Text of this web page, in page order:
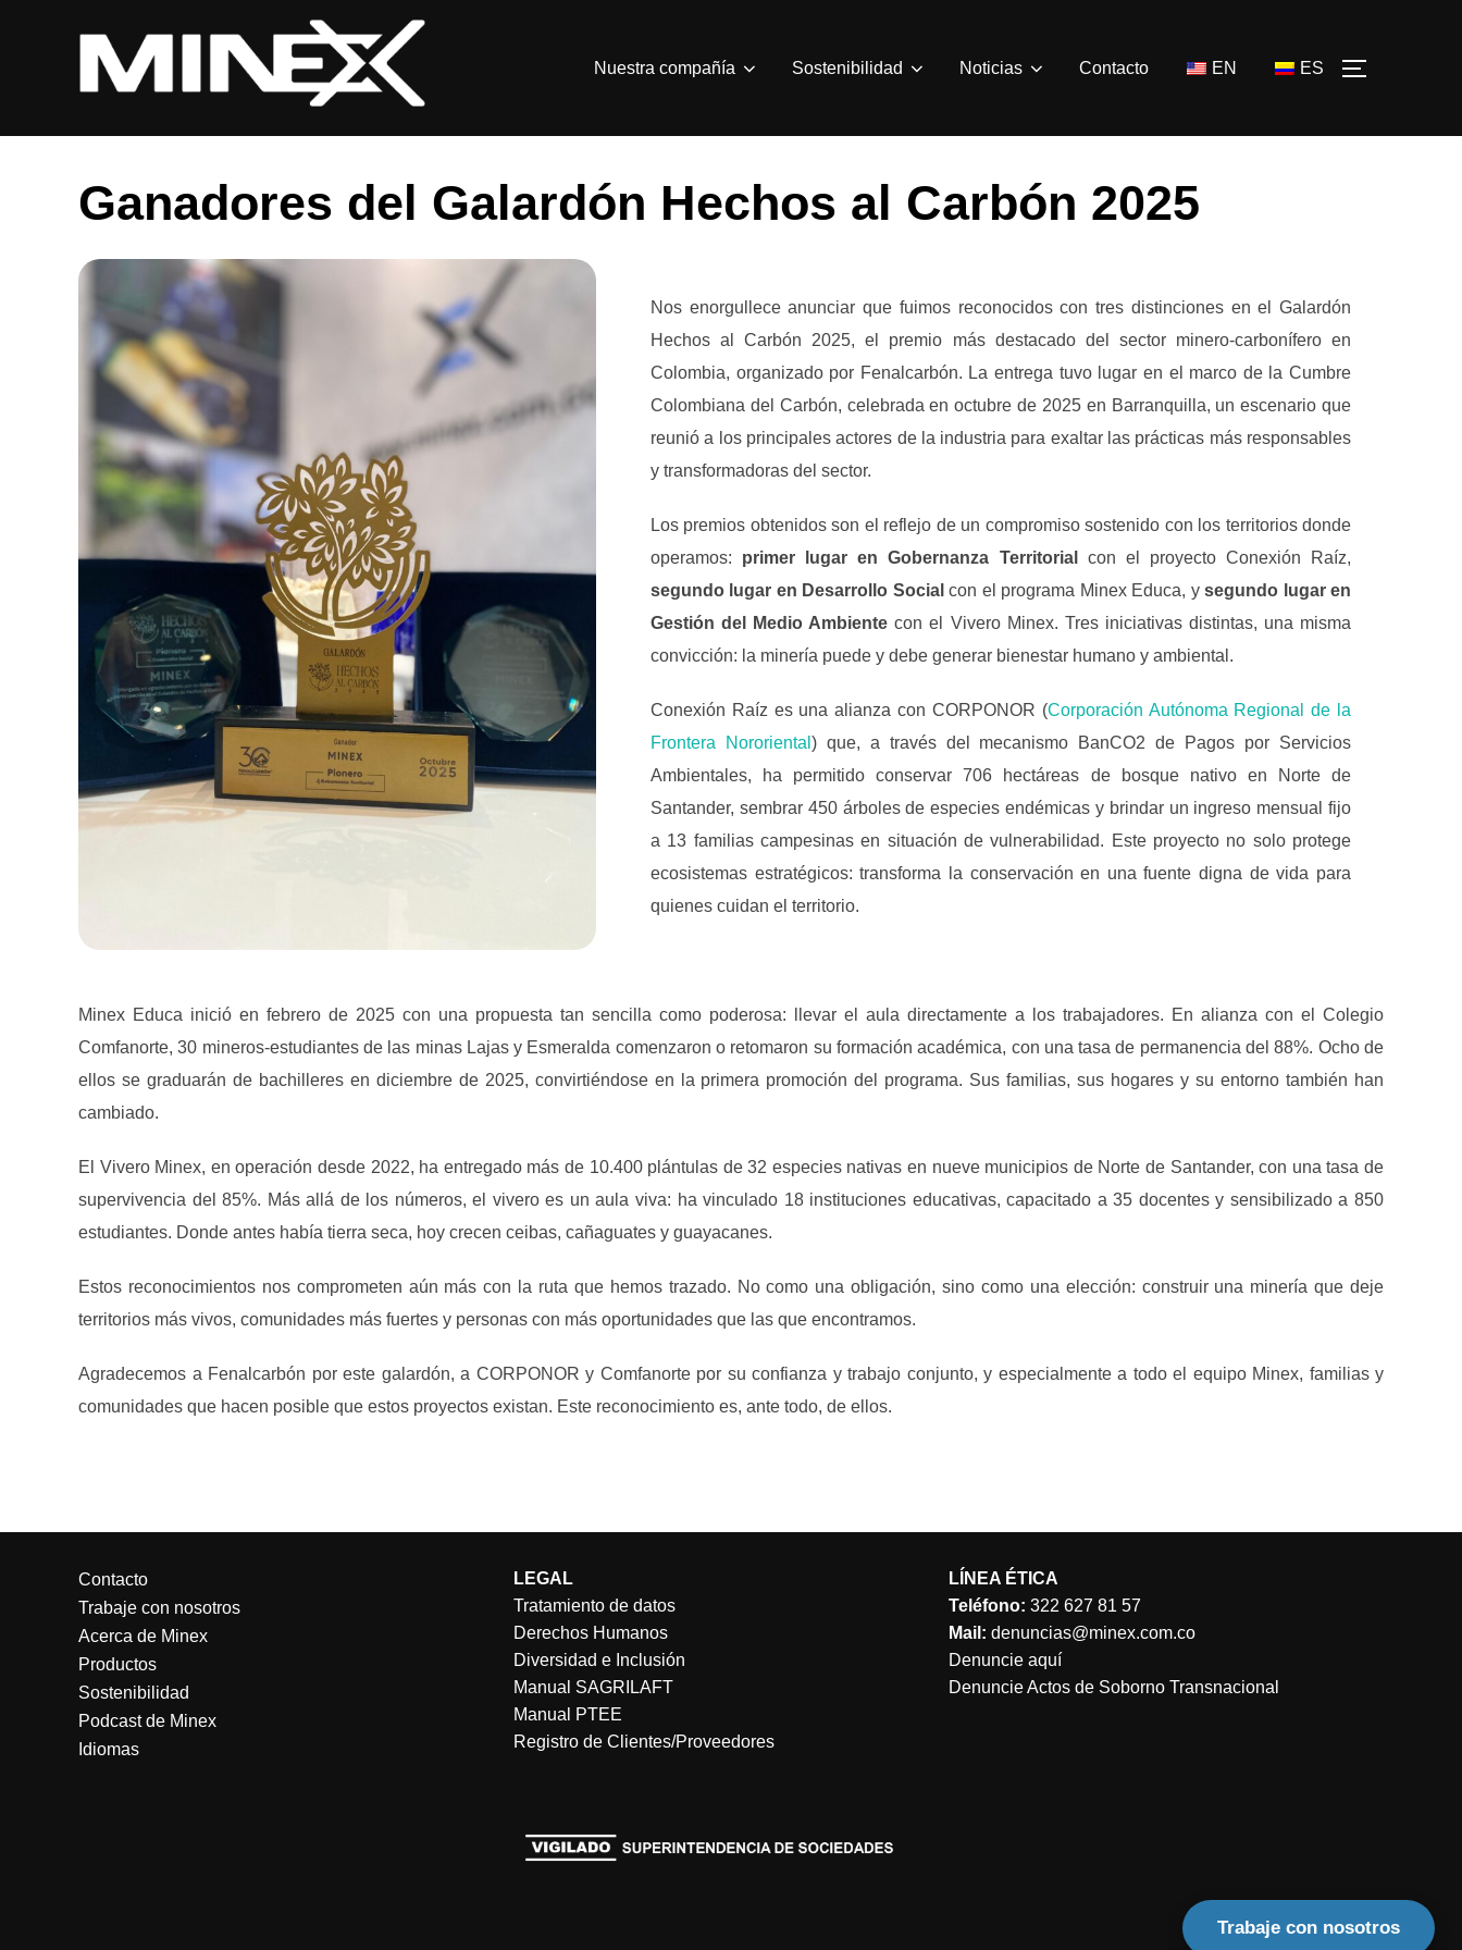
Nuestra compañía Sostenibilidad Noticias Contacto EN ES
Ganadores del Galardón Hechos al Carbón 2025
Nos enorgullece anunciar que fuimos reconocidos con tres distinciones en el Galardón
Hechos al Carbón 2025, el premio más destacado del sector minero-carbonífero en
Colombia, organizado por Fenalcarbón. La entrega tuvo lugar en el marco de la Cumbre
Colombiana del Carbón, celebrada en octubre de 2025 en Barranquilla, un escenario que
reunió a los principales actores de la industria para exaltar las prácticas más responsables
y transformadoras del sector.
Los premios obtenidos son el reflejo de un compromiso sostenido con los territorios donde
operamos: primer lugar en Gobernanza Territorial
con el proyecto Conexión Raíz,
segundo lugar en Desarrollo Social con el programa Minex Educa, ysegundo lugar en
Gestión del Medio Ambiente con el Vivero Minex. Tres iniciativas distintas, una misma
convicción: la minería puede y debe generar bienestar humano y ambiental.
Conexión Raíz es una alianza con CORPONOR (Corporación Autónoma Regional de la
Frontera Nororiental ) que, a través del mecanismo BanCO2 de Pagos por Servicios
Ambientales, ha permitido conservar 706 hectáreas de bosque nativo en Norte de
Santander, sembrar 450 árboles de especies endémicas y brindar un ingreso mensual fijo
a 13 familias campesinas en situación de vulnerabilidad. Este proyecto no solo protege
ecosistemas estratégicos: transforma la conservación en una fuente digna de vida para
quienes cuidan el territorio.
Minex Educa inició en febrero de 2025 con una propuesta tan sencilla como poderosa: llevar el aula directamente a los trabajadores. En alianza con el Colegio
Comfanorte, 30 mineros-estudiantes de las minas Lajas y Esmeralda comenzaron o retomaron su formación académica, con una tasa de permanencia del 88%. Ocho de
ellos se graduarán de bachilleres en diciembre de 2025, convirtiéndose en la primera promoción del programa. Sus familias, sus hogares y su entorno también han
cambiado.
El Vivero Minex, en operación desde 2022, ha entregado más de 10.400 plántulas de 32 especies nativas en nueve municipios de Norte de Santander, con una tasa de
supervivencia del 85%. Más allá de los números, el vivero es un aula viva: ha vinculado 18 instituciones educativas, capacitado a 35 docentes y sensibilizado a 850
estudiantes. Donde antes había tierra seca, hoy crecen ceibas, cañaguates y guayacanes.
Estos reconocimientos nos comprometen aún más con la ruta que hemos trazado. No como una obligación, sino como una elección: construir una minería que deje
territorios más vivos, comunidades más fuertes y personas con más oportunidades que las que encontramos.
Agradecemos a Fenalcarbón por este galardón, a CORPONOR y Comfanorte por su confianza y trabajo conjunto, y especialmente a todo el equipo Minex, familias y
comunidades que hacen posible que estos proyectos existan. Este reconocimiento es, ante todo, de ellos.
Contacto
Trabaje con nosotros
Acerca de Minex
Productos
Sostenibilidad
Podcast de Minex
Idiomas
LEGAL
Tratamiento de datos
Derechos Humanos
Diversidad e Inclusión
Manual SAGRILAFT
Manual PTEE
Registro de Clientes/Proveedores
LÍNEA ÉTICA
Teléfono: 322 627 81 57
Mail: denuncias@minex.com.co
Denuncie aquí
Denuncie Actos de Soborno Transnacional
Trabaje con nosotros